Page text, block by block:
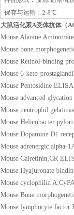
保存与运输：2-8℃
大鼠活化素A受体抗体（
Mouse Alanine
Mouse bone
Mouse Retinol-binding
Mouse 6-keto-
Mouse Pentosidine
Mouse advanced
Mouse neutrophil
Mouse Helicobacter
Mouse Dopamine D1
Mouse adrenergic
Mouse Calretinin,CR
Mouse Hya]uronate
Mouse cyclophilin
Mouse Bone
Mouse lymphocyte